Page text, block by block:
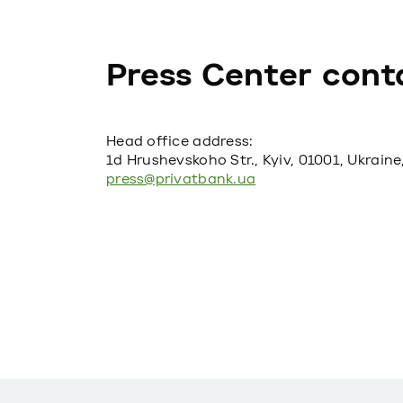
Press Center
Head office address:
1d Hrushevskoho Str., Kyiv, 01001, Ukraine,
press@privatbank.ua